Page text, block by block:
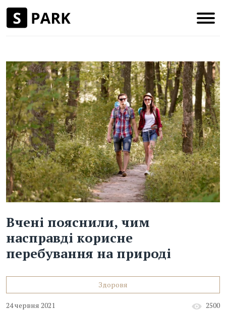
Вчені пояснили, чим
насправді корисне
перебування на природі
Здоровя
24 червня 2021 2500